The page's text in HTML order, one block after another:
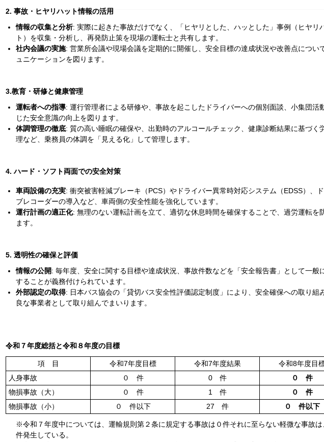
2. 事故・ヒヤリハット情報の活用
情報の収集と分析: 実際に起きた事故だけでなく、「ヒヤリとした、ハッとした」事例（ヒヤリ
ト）を収集・分析し、再発防止策を現場の運転士と共有します。
社内会議の実施: 営業所会議や現場会議を定期的に開催し、安全目標の達成状況や改善点につい
ュニケーションを図ります。
3.教育・研修と健康管理
運転者への指導: 運行管理者による研修や、事故を起こしたドライバーへの個別面談、小集団活
じた安全意識の向上を図ります。
体調管理の徹底: 質の高い睡眠の確保や、出勤時のアルコールチェック、健康診断結果に基づく
理など、乗務員の体調を「見える化」して管理します。
4. ハード・ソフト両面での安全対策
車両設備の充実: 衝突被害軽減ブレーキ（PCS）やドライバー異常時対応システム（EDSS）、
ブレコーダーの導入など、車両側の安全性能を強化しています。
運行計画の適正化: 無理のない運転計画を立て、適切な休息時間を確保することで、過労運転を
ます。
5. 透明性の確保と評価
情報の公開: 毎年度、安全に関する目標や達成状況、事故件数などを「安全報告書」として一般
することが義務付けられています。
外部認定の取得: 日本バス協会の「貸切バス安全性評価認定制度」により、安全確保への取り組
良な事業者として取り組んでまいります。
令和７年度総括と令和８年度の目標
項 目 令和7年度目標 令和7年度結果
令和8年度目
人身事故
０ 件 0 件
０ 件
物損事故（大）
０ 件 1 件
０ 件
物損事故（小）
０ 件以下 27 件 ０ 件以下
※令和７年度中については、運輸規則第２条に規定する事故は０件それに至らない軽微な事故は
件発生している。